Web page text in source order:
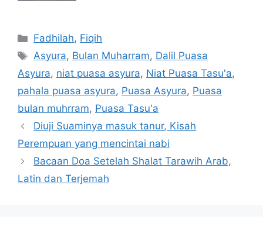
Categories
Fadhilah, Fiqih
Tags
Asyura, Bulan Muharram, Dalil Puasa
Asyura, niat puasa asyura, Niat Puasa Tasu'a,
pahala puasa asyura, Puasa Asyura, Puasa
bulan muhrram, Puasa Tasu'a
Diuji Suaminya masuk tanur, Kisah
Perempuan yang mencintai nabi
Bacaan Doa Setelah Shalat Tarawih Arab,
Latin dan Terjemah